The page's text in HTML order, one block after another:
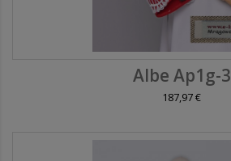
Albe Ap1g-3
187,97 €